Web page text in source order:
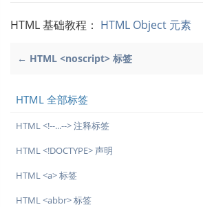
HTML 基础教程： HTML Object 元素
← HTML <noscript> 标签
HTML 全部标签
HTML <!--...--> 注释标签
HTML <!DOCTYPE> 声明
HTML <a> 标签
HTML <abbr> 标签